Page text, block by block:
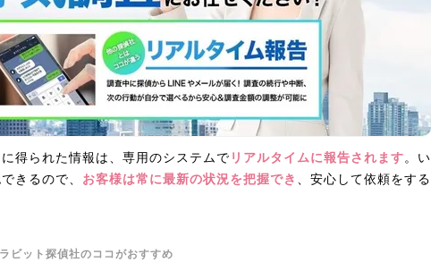
得られた情報は、専用のシステムで リアルタイムに報告されます。い
きるので、 お客様は常に最新の状況を把握でき
、安心して依頼をする
ビット探偵社のココがおすすめ